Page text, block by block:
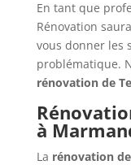
En tant que
Rénovation
vous donner les
problématique.
rénovation de
à
La rénovation